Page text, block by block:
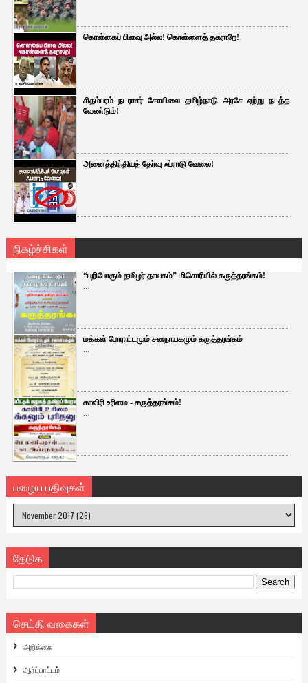
கொள்கைப் பிளவு அல்ல! கொள்ளைத் தகராறே!
சிதம்பரம் நடராசர் கோயிலை தமிழ்நாடு அரசே ஏற்று நடத்த
வேண்டும்!
அனைத்திந்தியத் தேர்வு ஃப்ராடு வேலை!
நிகழ்ச்சிகள்
“பறிபோகும் தமிழர் தாயகம்” மிசொரியில் கருத்தரங்கம்!
...
மக்கள் போராட்டமும் சனநாயகமும் கருத்தரங்கம்
...
காவிரி உரிமை - கருத்தரங்கம்!
...
பழைய பதிவுகள்
தேடுக
செய்தி வகைகள்
அறிக்கை
ஆர்ப்பாட்டம்